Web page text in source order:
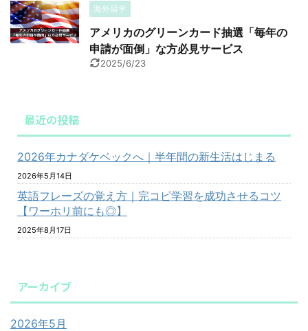
海外留学
アメリカのグリーンカード抽選「毎年の
申請が面倒」な方必見サービス
2025/6/23
最近の投稿
2026年カナダケベックへ｜半年間の新生活はじまる
2026年5月14日
英語フレーズの覚え方｜完コピ学習を成功させるコツ
【ワーホリ前にも◎】
2025年8月17日
アーカイブ
2026年5月